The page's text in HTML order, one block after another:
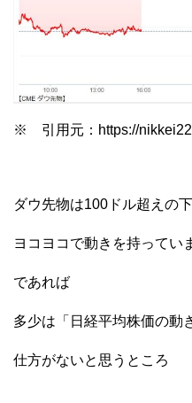
※ 引用元：https://
ダウ先物は100ドル超えの
ヨコヨコで動きを持ってい
であれば
多少は「日経平均株価の動
仕方がないと思うところ